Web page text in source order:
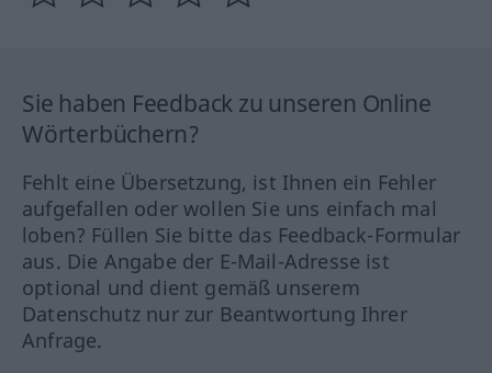
Sie haben Feedback zu unseren Online
Wörterbüchern?
Fehlt eine Übersetzung, ist Ihnen ein Fehler
aufgefallen oder wollen Sie uns einfach mal
loben? Füllen Sie bitte das Feedback-Formular
aus. Die Angabe der E-Mail-Adresse ist
optional und dient gemäß unserem
Datenschutz nur zur Beantwortung Ihrer
Anfrage.